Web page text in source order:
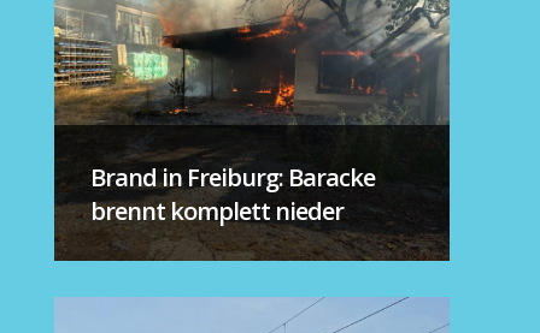
Brand in Freiburg: Baracke
brennt komplett nieder